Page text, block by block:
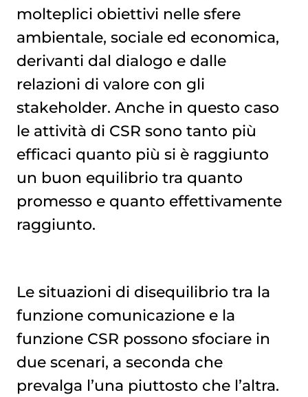
molteplici obiettivi nelle sfere
ambientale, sociale ed economica,
derivanti dal dialogo e dalle
relazioni di valore con gli
stakeholder. Anche in questo caso
le attività di CSR sono tanto più
efficaci quanto più si è raggiunto
un buon equilibrio tra quanto
promesso e quanto effettivamente
raggiunto.
Le situazioni di disequilibrio tra la
funzione comunicazione e la
funzione CSR possono sfociare in
due scenari, a seconda che
prevalga l’una piuttosto che l’altra.